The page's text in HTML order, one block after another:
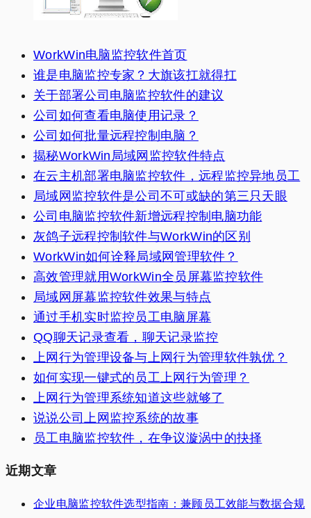
WorkWin电脑监控软件首页
谁是电脑监控专家？大旗该扛就得扛
关于部署公司电脑监控软件的建议
公司如何查看电脑使用记录？
公司如何批量远程控制电脑？
揭秘WorkWin局域网监控软件特点
在云主机部署电脑监控软件，远程监控异地员工
局域网监控软件是公司不可或缺的第三只天眼
公司电脑监控软件新增远程控制电脑功能
灰鸽子远程控制软件与WorkWin的区别
WorkWin如何诠释局域网管理软件？
高效管理就用WorkWin全员屏幕监控软件
局域网屏幕监控软件效果与特点
通过手机实时监控员工电脑屏幕
QQ聊天记录查看，聊天记录监控
上网行为管理设备与上网行为管理软件孰优？
如何实现一键式的员工上网行为管理？
上网行为管理系统知道这些就够了
说说公司上网监控系统的故事
员工电脑监控软件，在争议漩涡中的抉择
近期文章
企业电脑监控软件选型指南：兼顾员工效能与数据合规